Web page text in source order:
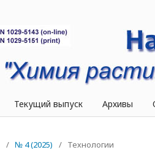
Текущий выпуск Архивы
/ № 4 (2025) / Технологии